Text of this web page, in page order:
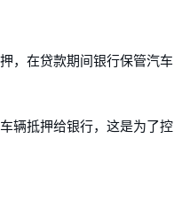
，在贷款期间银行保管汽车
辆抵押给银行，这是为了控